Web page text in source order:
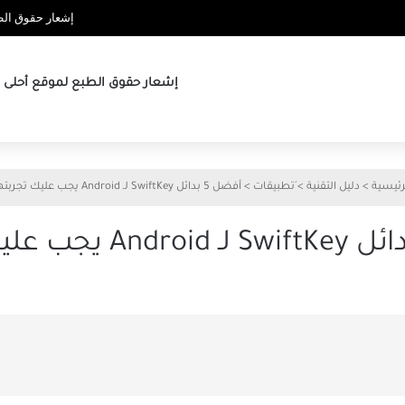
إشعار حقوق
إشعار حقوق الطبع لموقع أحلى
> دليل التقنية > َتطبيقات > أفضل 5 بدائل SwiftKey لـ Android يجب عليك تجربتها